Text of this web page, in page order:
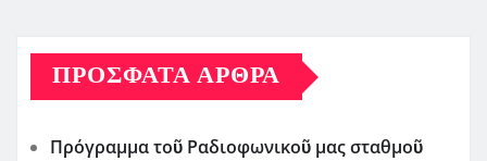
ΠΡΌΣΦΑΤΑ ΆΡΘΡΑ
Πρόγραμμα τοῦ Ραδιοφωνικοῦ μας σταθμοῦ